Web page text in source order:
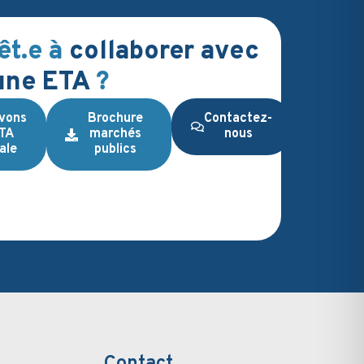
à collaborer avec
ETA?
Brochure
marchés
publics
Contactez-
nous